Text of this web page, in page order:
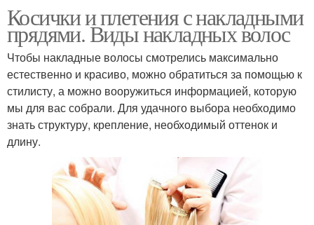
Косички и плетения с накладными
прядями. Виды накладных волос
Чтобы накладные волосы смотрелись максимально
естественно и красиво, можно обратиться за помощью к
стилисту, а можно вооружиться информацией, которую
мы для вас собрали. Для удачного выбора необходимо
знать структуру, крепление, необходимый оттенок и
длину.